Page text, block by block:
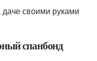
даче своими руками
спанбонд